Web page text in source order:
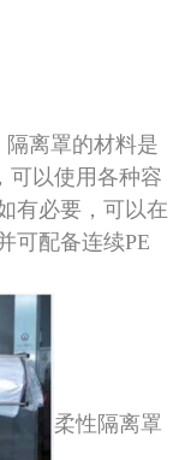
隔离罩的材料是
可以使用各种容
有必要，可以在
可配备连续PE
柔性隔离罩